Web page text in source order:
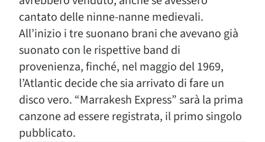
cantato delle ninne-nanne medievali.
All’inizio i tre suonano brani che avevano già
suonato con le rispettive band di
provenienza, finché, nel maggio del 1969,
l’Atlantic decide che sia arrivato di fare un
disco vero. “Marrakesh Express” sarà la prima
canzone ad essere registrata, il primo singolo
pubblicato.